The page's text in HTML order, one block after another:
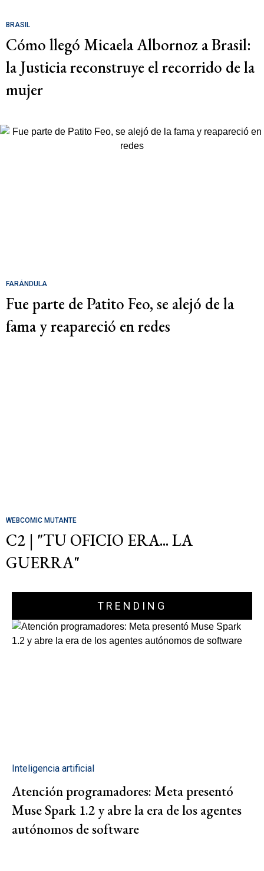
BRASIL
Cómo llegó Micaela Albornoz a Brasil:
la Justicia reconstruye el recorrido de la
mujer
FARÁNDULA
Fue parte de Patito Feo, se alejó de la
fama y reapareció en redes
WEBCOMIC MUTANTE
C2 | "TU OFICIO ERA... LA
GUERRA"
TRENDING
Inteligencia artificial
Atención programadores: Meta presentó
Muse Spark 1.2 y abre la era de los agentes
autónomos de software